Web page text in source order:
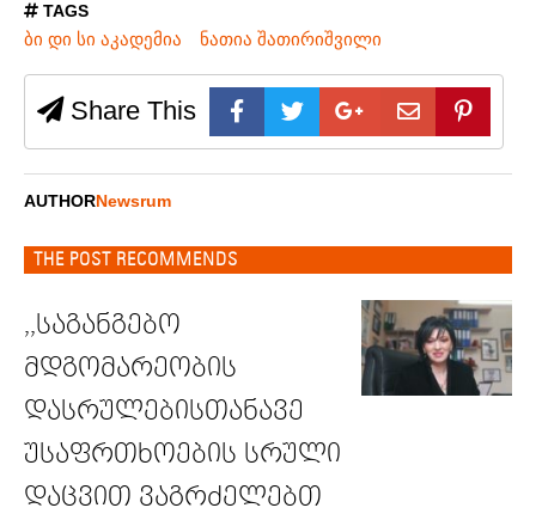
TAGS
ბი დი სი აკადემია ნათია შათირიშვილი
Share This
AUTHORNewsrum
THE POST RECOMMENDS
,,საგანგებო
მდგომარეობის
დასრულებისთანავე
უსაფრთხოების სრული
დაცვით ვაგრძელებთ